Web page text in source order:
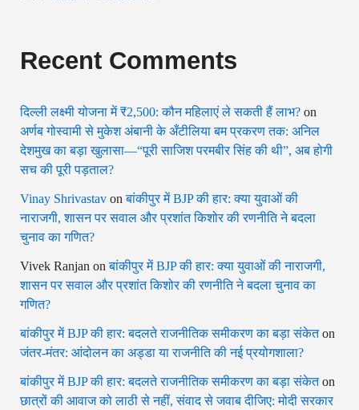
Recent Comments
दिल्ली लक्ष्मी योजना में ₹2,500: कौन महिलाएं ले सकती हैं लाभ? on
अर्णब गोस्वामी से मुकेश अंबानी के अँटीलिया बम प्रकरण तक: अनिल
देशमुख का बड़ा खुलासा—“पूरी साजिश परमबीर सिंह की थी”, अब होगी
सच की पूरी पड़ताल?
Vinay Shrivastav onबांकीपुर में BJP की हार: क्या युवाओं की
नाराजगी, शासन पर सवाल और प्रशांत किशोर की रणनीति ने बदला
चुनाव का गणित?
Vivek Ranjan onबांकीपुर में BJP की हार: क्या युवाओं की नाराजगी,
शासन पर सवाल और प्रशांत किशोर की रणनीति ने बदला चुनाव का
गणित?
बांकीपुर में BJP की हार: बदलते राजनीतिक समीकरण का बड़ा संकेतon
जंतर-मंतर: आंदोलन का अड्डा या राजनीति की नई प्रयोगशाला?
बांकीपुर में BJP की हार: बदलते राजनीतिक समीकरण का बड़ा संकेतon
छात्रों की आवाज को लाठी से नहीं, संवाद से जवाब दीजिए: मोदी सरकार